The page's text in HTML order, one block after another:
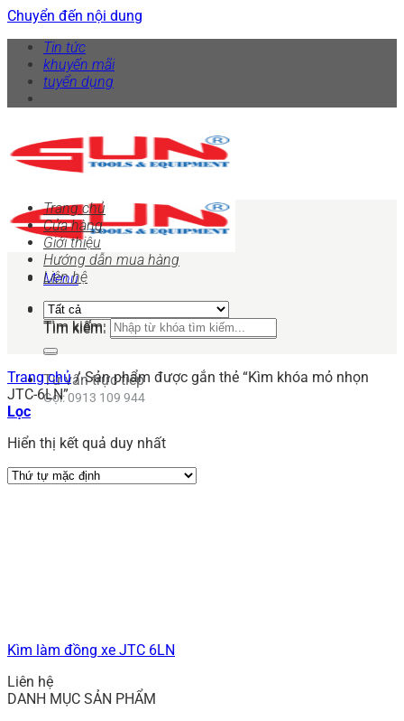
Chuyển đến nội dung
Tin tức
khuyến mãi
tuyển dụng
Menu
Tìm kiếm:
Tư vấn trực tiếp
Gọi: 0913 109 944
Trang chủ
Cửa hàng
Giới thiệu
Hướng dẫn mua hàng
Liên hệ
Tìm kiếm:
Trang chủ /Sản phẩm được gắn thẻ “Kìm khóa mỏ nhọn
JTC-6LN”
Lọc
Hiển thị kết quả duy nhất
Kìm làm đồng xe JTC 6LN
Liên hệ
DANH MỤC SẢN PHẨM